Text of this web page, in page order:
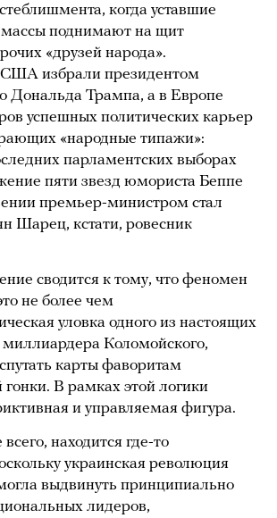
когда уставшие
массы поднимают на щит
«друзей народа».
США избрали президентом
Дональда Трампа, а в Европе
успешных политических карьер
«народные типажи»:
парламентских выборах
пяти звезд юмориста Беппе
премьер-министром стал
Шарец, кстати, ровесник
сводится к тому, что феномен
не более чем
уловка одного из настоящих
миллиардера Коломойского,
карты фаворитам
гонки. В рамках этой логики
и управляемая фигура.
находится где-то
украинская революция
выдвинуть принципиально
лидеров,